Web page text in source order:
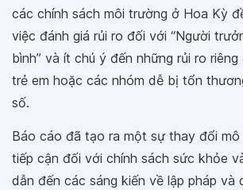
các chính sách môi trường ở Hoa Kỳ
việc đánh giá rủi ro đối với “Người
bình” và ít chú ý đến những rủi ro
trẻ em hoặc các nhóm dễ bị tổn
số.
Báo cáo đã tạo ra một sự thay đổi mô
tiếp cận đối với chính sách sức khỏe
dẫn đến các sáng kiến ​​về lập pháp và